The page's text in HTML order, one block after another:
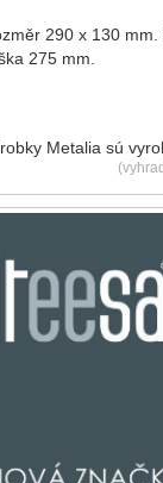
290 x 130 mm.
275 mm.
Metalia sú